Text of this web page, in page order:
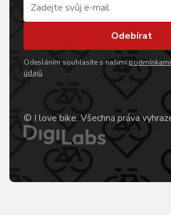
Odebírat
Odesláním souhlasíte s našimi
údajů.
© I love bike, Všechna práva